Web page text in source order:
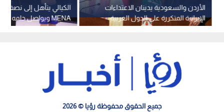
MENA ويواصل حلمه في الرياض
الأردن والسعودية يدينان الاعتداءات
الإيرانية المتكررة على الدول العربية
جميع الحقوق محفوظة رؤيا © 2026